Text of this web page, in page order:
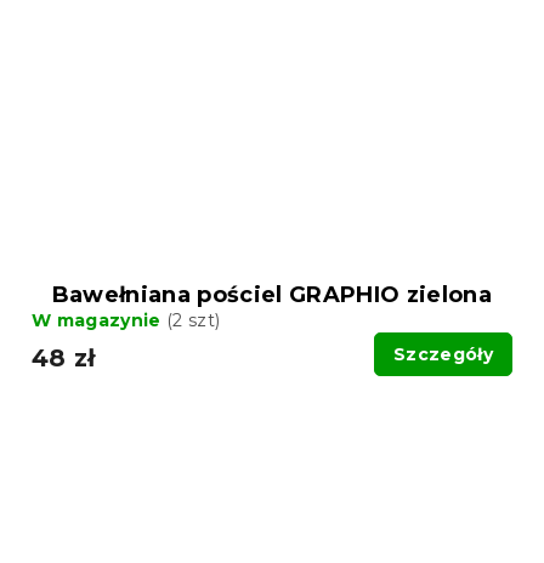
Bawełniana pościel GRAPHIO zielona
W magazynie (2 szt)
48 zł Szczegóły